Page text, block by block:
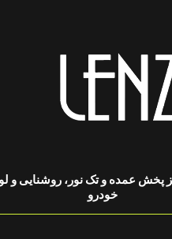
تک نور، روشنایی و لوازم اسپرت